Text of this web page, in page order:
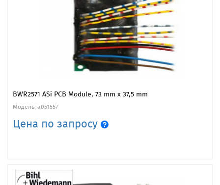
BWR2571 ASi PCB Module, 73 mm x 37,5 mm
Модель: a051557
Цена по запросу